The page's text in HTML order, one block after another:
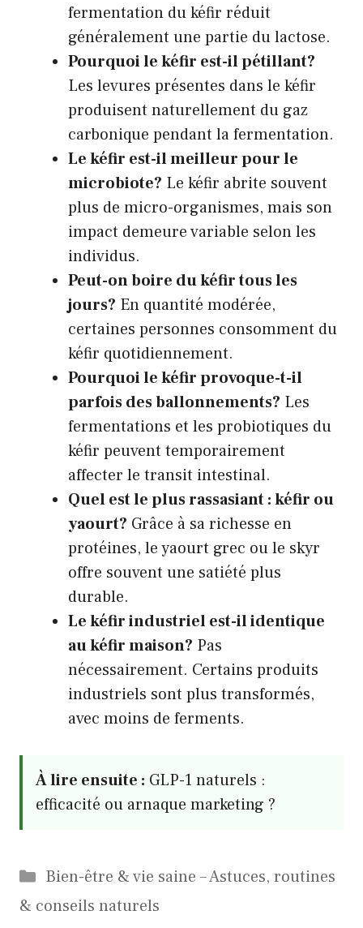
fermentation du kéfir réduit
généralement une partie du lactose.
Pourquoi le kéfir est-il pétillant?
Les levures présentes dans le kéfir
produisent naturellement du gaz
carbonique pendant la fermentation.
Le kéfir est-il meilleur pour le
microbiote? Le kéfir abrite souvent
plus de micro-organismes, mais son
impact demeure variable selon les
individus.
Peut-on boire du kéfir tous les
jours? En quantité modérée,
certaines personnes consomment du
kéfir quotidiennement.
Pourquoi le kéfir provoque-t-il
parfois des ballonnements? Les
fermentations et les probiotiques du
kéfir peuvent temporairement
affecter le transit intestinal.
Quel est le plus rassasiant : kéfir ou
yaourt? Grâce à sa richesse en
protéines, le yaourt grec ou le skyr
offre souvent une satiété plus
durable.
Le kéfir industriel est-il identique
au kéfir maison? Pas
nécessairement. Certains produits
industriels sont plus transformés,
avec moins de ferments.
À lire ensuite : GLP-1 naturels :
efficacité ou arnaque marketing ?
Catégories
Bien-être & vie saine – Astuces, routines
& conseils naturels